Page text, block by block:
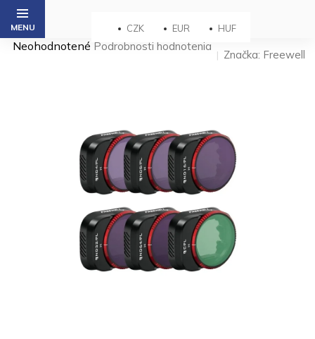
Prejsť
obsah
CZK EUR HUF
Priemerné
Neohodnotené Podrobnosti hodnotenia
Značka: Freewell